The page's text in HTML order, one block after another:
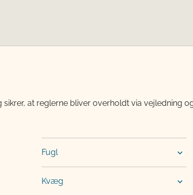
at reglerne bliver overholdt via vejledning
Fugl
Kvæg